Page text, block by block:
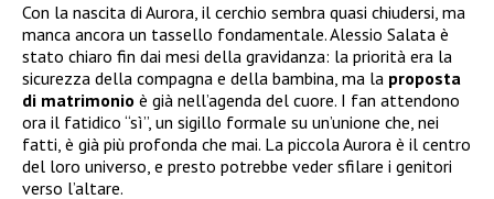
Con la nascita di Aurora, il cerchio sembra quasi chiudersi, ma
manca ancora un tassello fondamentale. Alessio Salata è
stato chiaro fin dai mesi della gravidanza: la priorità era la
sicurezza della compagna e della bambina, ma la proposta
di matrimonio è già nell’agenda del cuore. I fan attendono
ora il fatidico “sì”, un sigillo formale su un’unione che, nei
fatti, è già più profonda che mai. La piccola Aurora è il centro
del loro universo, e presto potrebbe veder sfilare i genitori
verso l’altare.